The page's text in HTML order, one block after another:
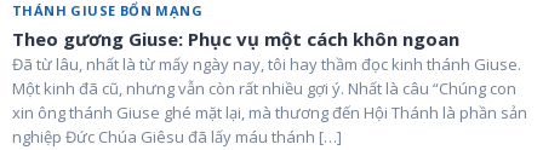
THÁNH GIUSE BỔN MẠNG
Theo gương Giuse: Phục vụ một cách khôn ngoan
Đã từ lâu, nhất là từ mấy ngày nay, tôi hay thầm đọc kinh thánh Giuse.
Một kinh đã cũ, nhưng vẫn còn rất nhiều gợi ý. Nhất là câu “Chúng con
xin ông thánh Giuse ghé mặt lại, mà thương đến Hội Thánh là phần sản
nghiệp Đức Chúa Giêsu đã lấy máu thánh […]